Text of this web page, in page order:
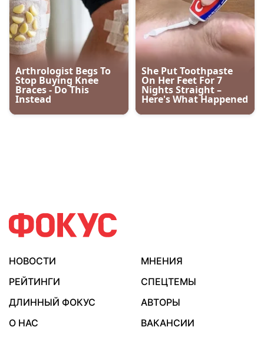
НОВОСТИ
МНЕНИЯ
РЕЙТИНГИ
СПЕЦТЕМЫ
ДЛИННЫЙ ФОКУС
АВТОРЫ
О НАС
ВАКАНСИИ